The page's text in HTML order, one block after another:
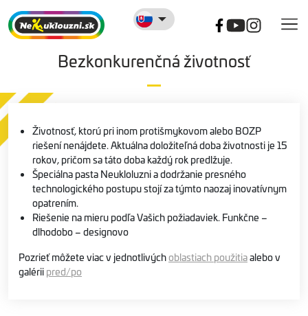
Bezkonkurenčná životnosť
Životnosť, ktorú pri inom protišmykovom alebo BOZP
riešení nenájdete. Aktuálna doložiteľná doba životnosti je 15
rokov, pričom sa táto doba každý rok predlžuje.
Špeciálna pasta Neukloluzni a dodržanie presného
technologického postupu stojí za týmto naozaj inovatívnym
opatrením.
Riešenie na mieru podľa Vašich požiadaviek. Funkčne –
dlhodobo – designovo
Pozrieť môžete viac v jednotlivýchoblastiach použitiaalebo v
galérii pred/po